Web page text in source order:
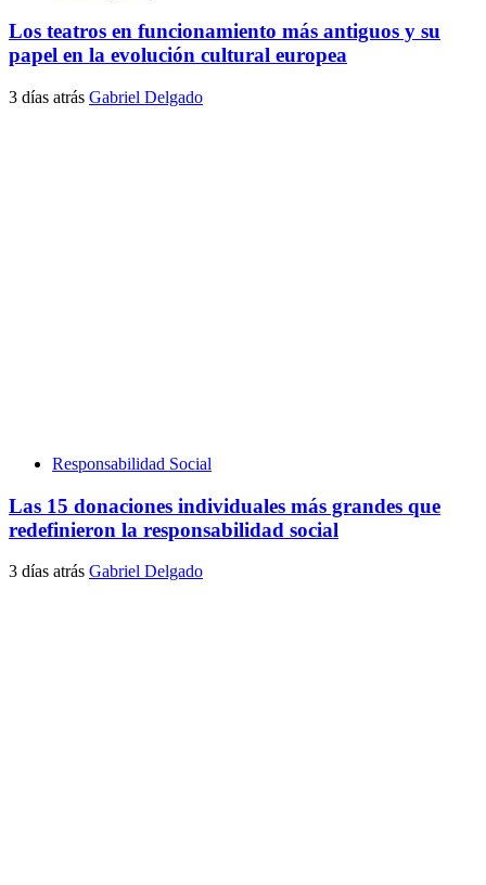
Los teatros en funcionamiento más antiguos y su
papel en la evolución cultural europea
3 días atrás Gabriel Delgado
Responsabilidad Social
Las 15 donaciones individuales más grandes que
redefinieron la responsabilidad social
3 días atrás Gabriel Delgado